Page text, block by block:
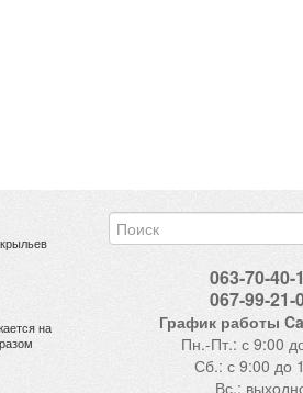
на
063-70-40-
067-99-21-
График работы
Пн.-Пт.: с 9:00
Сб.: с 9:00 до
Вс.: